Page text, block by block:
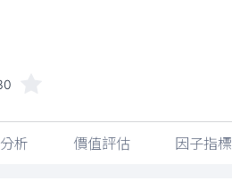
析 價值評估 因子指標